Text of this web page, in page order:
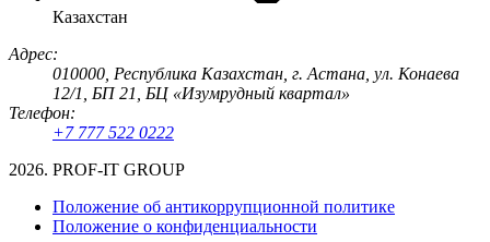
Казахстан
Адрес:
010000, Республика Казахстан, г. Астана, ул. Конаева
12/1, БП 21, БЦ «Изумрудный квартал»
Телефон:
+7 777 522 0222
2026. PROF-IT GROUP
Положение об антикоррупционной политике
Положение о конфиденциальности